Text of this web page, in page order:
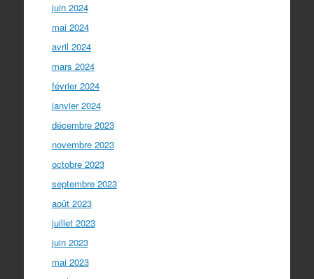
juin 2024
mai 2024
avril 2024
mars 2024
février 2024
janvier 2024
décembre 2023
novembre 2023
octobre 2023
septembre 2023
août 2023
juillet 2023
juin 2023
mai 2023